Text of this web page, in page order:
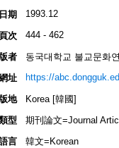
期 1993.12
次 444 - 462
者
동국대학교 불교문화
址
https://
地
Korea [韓國]
型
期刊論文=Journal
言
韓文=Korean